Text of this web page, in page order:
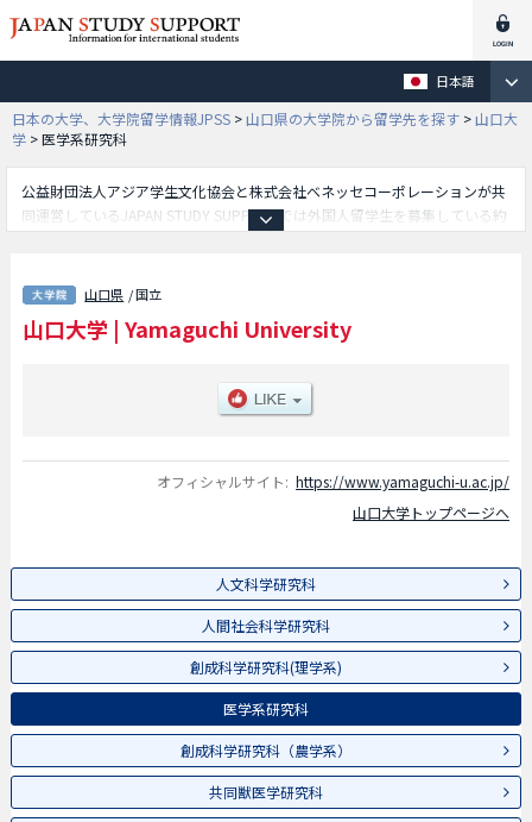
日本語
日本の大学、大学院留学情報JPSS >山口県の大学院から留学先を探す >山口大
学 >医学系研究科
公益財団法人アジア学生文化協会と株式会社ベネッセコーポレーションが共
同運営しているJAPAN STUDY SUPPORTでは外国人留学生を募集している約
間社会科学研究科や創成科学研究科(理学系)や医学系研究科や創成科学研究
科（農学系）や共同獣医学研究科や東アジア研究科や技術経営研究科や創成
科学研究科（工学系）等、研究科別情報や、募集定員や合格者数など入試情
山口県 / 国立
山口大学 | Yamaguchi University
オフィシャルサイト: https://www.yamaguchi-u.ac.jp/
山口大学トップページへ
人文科学研究科
人間社会科学研究科
創成科学研究科(理学系)
医学系研究科
創成科学研究科（農学系）
共同獣医学研究科